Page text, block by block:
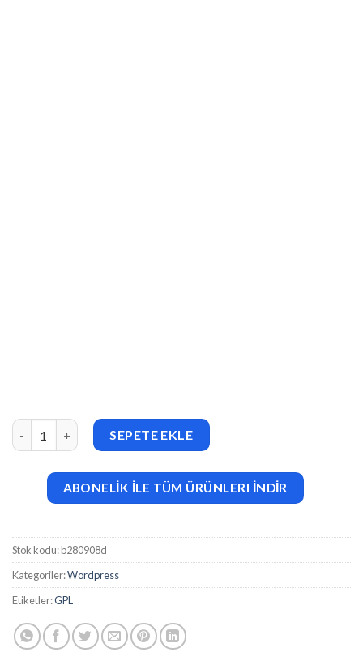
Monterra – Gardening and Landscaping Elementor Template
SEPETE EKLE
ABONELİK İLE TÜM ÜRÜNLERI İNDİR
Stok kodu:b280908d
Kategoriler:Wordpress
Etiketler:GPL